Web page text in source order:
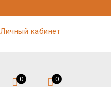
Личный кабинет
0 0